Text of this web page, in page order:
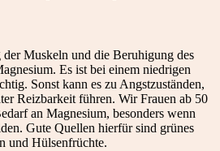
der Muskeln und die Beruhigung des
Es ist bei einem niedrigen
Sonst kann es zu Angstzuständen,
Reizbarkeit führen. Wir Frauen ab 50
an Magnesium, besonders wenn
Gute Quellen hierfür sind grünes
und Hülsenfrüchte.